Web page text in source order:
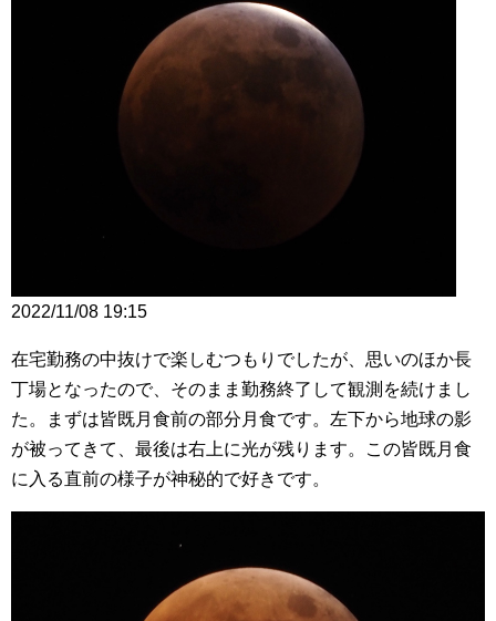
2022/11/08 19:15
在宅勤務の中抜けで楽しむつもりでしたが、思いのほか長
丁場となったので、そのまま勤務終了して観測を続けまし
た。まずは皆既月食前の部分月食です。左下から地球の影
が被ってきて、最後は右上に光が残ります。この皆既月食
に入る直前の様子が神秘的で好きです。